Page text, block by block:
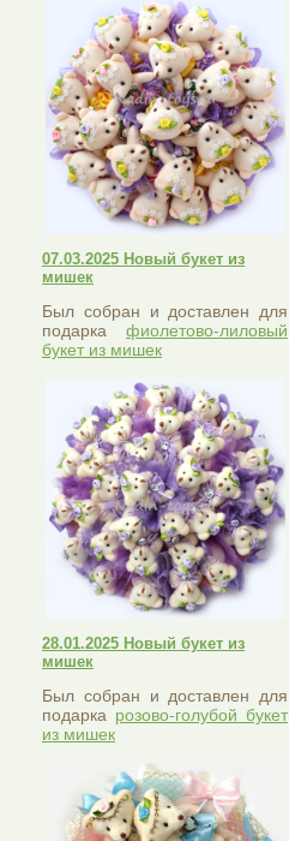
07.03.2025 Новый букет из
мишек
Был собран и доставлен для
подарка фиолетово-лиловый
букет из мишек
28.01.2025 Новый букет из
мишек
Был собран и доставлен для
подарка розово-голубой букет
из мишек